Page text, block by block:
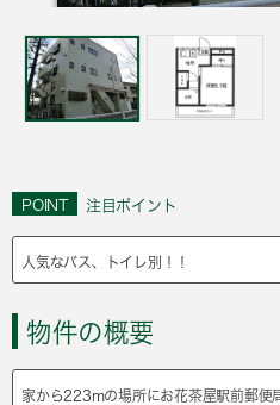
POINT 注目ポイント
人気なバス、トイレ別！！
物件の概要
家から223mの場所にお花茶屋駅前郵便